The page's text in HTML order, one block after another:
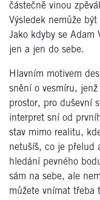
částečně vinou
Výsledek nemůže
Jako kdyby se Adam
jen a jen do sebe.
Hlavním motivem
snění o vesmíru,
prostor, pro duševní
interpret sní od
stav mimo realitu,
netušíš, co je přelud
hledání pevného
sám na sebe, ale
můžete vnímat třeba